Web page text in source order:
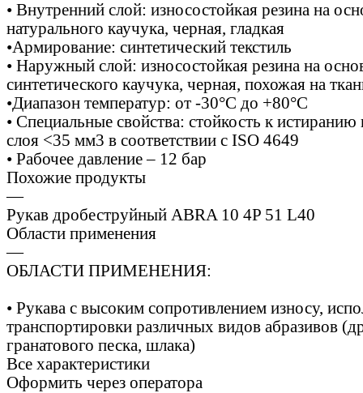
• Внутренний слой: износостойкая резина на
натурального каучука, черная, гладкая
•Армирование: синтетический текстиль
• Наружный слой: износостойкая резина на
синтетического каучука, черная, похожая на
•Диапазон температур: от -30°C до +80°C
• Специальные свойства: стойкость к истиранию
слоя <35 мм3 в соответствии с ISO 4649
• Рабочее давление – 12 бар
Похожие продукты
—
Рукав дробеструйный ABRA 10 4P 51 L40
Области применения
—
ОБЛАСТИ ПРИМЕНЕНИЯ:
• Рукава с высоким сопротивлением износу,
транспортировки различных видов абразивов
гранатового песка, шлака)
Все характеристики
Оформить через оператора